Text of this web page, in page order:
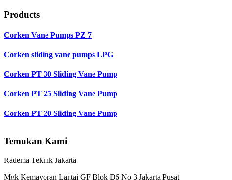
Products
Corken Vane Pumps PZ 7
Corken sliding vane pumps LPG
Corken PT 30 Sliding Vane Pump
Corken PT 25 Sliding Vane Pump
Corken PT 20 Sliding Vane Pump
Temukan Kami
Radema Teknik Jakarta
Mgk Kemayoran Lantai GF Blok D6 No 3 Jakarta Pusat